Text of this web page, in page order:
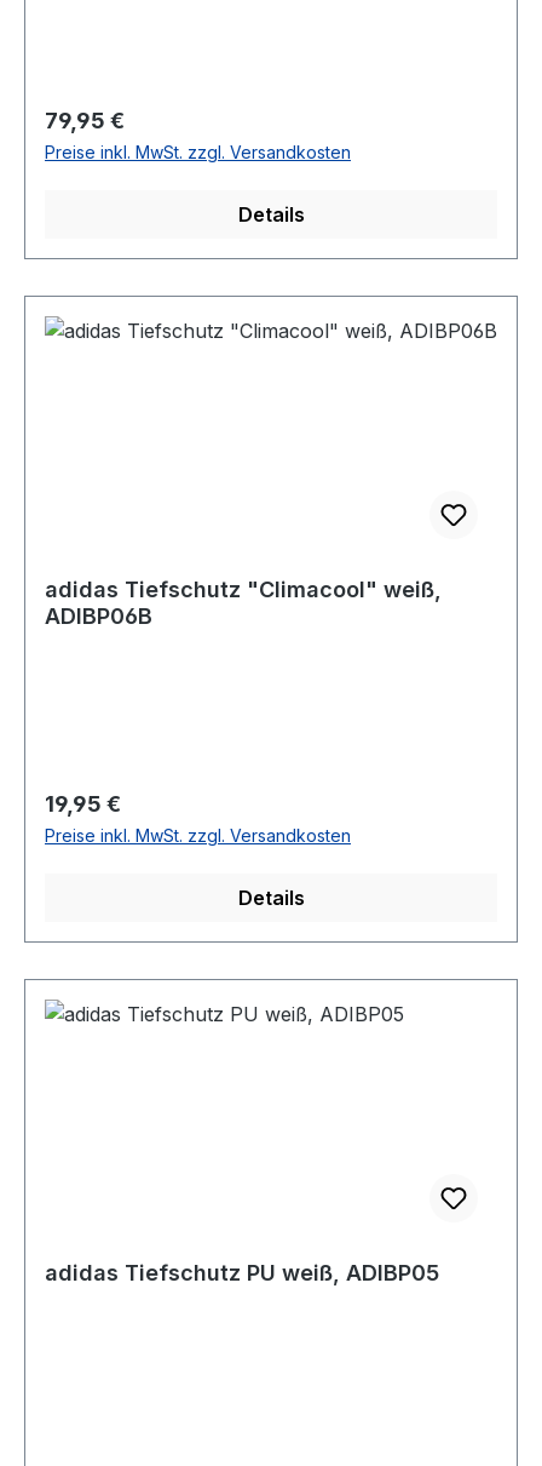
Regulärer Preis:
79,95 €
Preise inkl. MwSt. zzgl. Versandkosten
Details
adidas Tiefschutz "Climacool" weiß,
ADIBP06B
Regulärer Preis:
19,95 €
Preise inkl. MwSt. zzgl. Versandkosten
Details
adidas Tiefschutz PU weiß, ADIBP05